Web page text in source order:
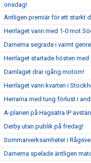
onsdag!
Äntligen premiär för ett starkt
Herrlaget vann med 1-0 mot
Damerna segrade i varmt
Herrlaget startade hösten med
Damlaget drar igång motorn!
Herrlaget vann kvarten i
Herrarna med tung förlust i
A-planen på Hagsätra IP
Derby utan publik på fredag!
Sommarverksamheter i
Damerna spelade äntligen